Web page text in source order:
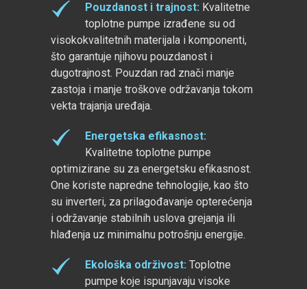
Pouzdanost i trajnost: Kvalitetne
toplotne pumpe izrađene su od
visokokvalitetnih materijala i komponenti,
što garantuje njihovu pouzdanost i
dugotrajnost. Pouzdan rad znači manje
zastoja i manje troškove održavanja tokom
vekta trajanja uređaja.
Energetska efikasnost:
Kvalitetne toplotne pumpe
optimizirane su za energetsku efikasnost.
One koriste napredne tehnologije, kao što
su inverteri, za prilagođavanje opterećenja
i održavanje stabilnih uslova grejanja ili
hlađenja uz minimalnu potrošnju energije.
Ekološka održivost: Toplotne
pumpe koje ispunjavaju visoke